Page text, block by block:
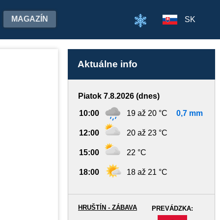
MAGAZÍN SK
Aktuálne info
Piatok 7.8.2026 (dnes)
10:00 19 až 20 °C 0,7 mm
12:00 20 až 23 °C
15:00 22 °C
18:00 18 až 21 °C
PREVÁDZKA:
HRUŠTÍN - ZÁBAVA